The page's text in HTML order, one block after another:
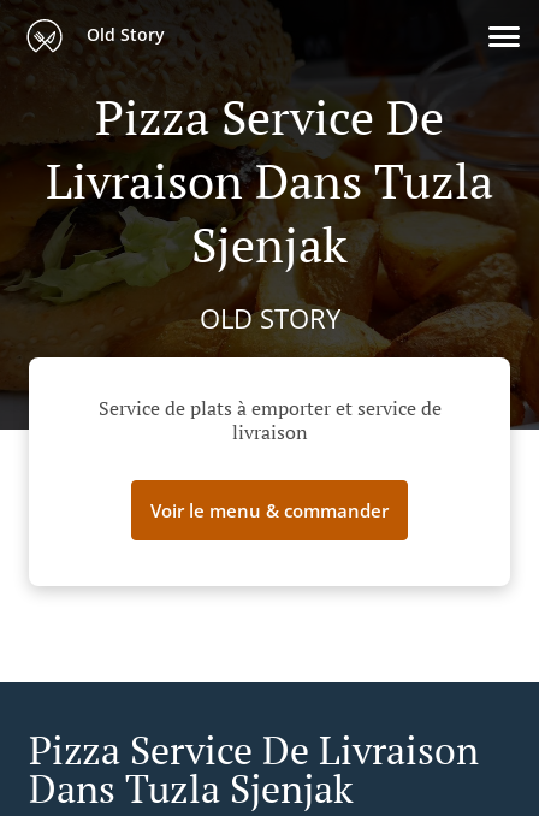
Old Story
Pizza Service De
Livraison Dans Tuzla
Sjenjak
OLD STORY
Service de plats à emporter et service de
livraison
Voir le menu & commander
Pizza Service De Livraison
Dans Tuzla Sjenjak